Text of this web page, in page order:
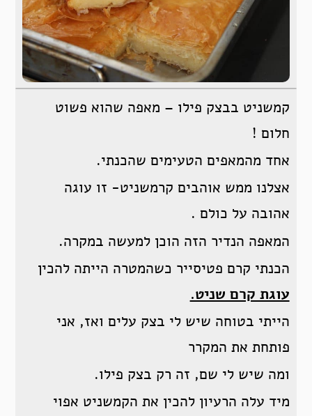
קמשניט בבצק פילו – מאפה שהוא פשוט
חלום !
אחד מהמאפים הטעימים שהכנתי.
אצלנו ממש אוהבים קרמשניט- זו עוגה
אהובה על כולם .
המאפה הנדיר הזה הוכן למעשה במקרה.
הכנתי קרם פטיסייר כשהמטרה הייתה להכין
עוגת קרם שניט.
הייתי בטוחה שיש לי בצק עלים ואז, אני
פותחת את המקרר
ומה שיש לי שם, זה רק בצק פילו.
מיד עלה הרעיון להכין את הקמשניט אפוי